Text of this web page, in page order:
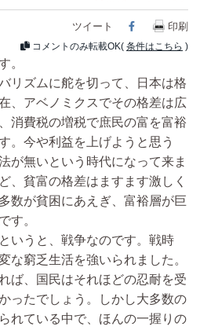
ツイート Facebook
印刷
コメントのみ転載OK( 条件はこちら )
。
リズムに舵を切って、日本は格
、アベノミクスでその格差は広
消費税の増税で庶民の富を富裕
。今や利益を上げようと思う
が無いという時代になって来ま
、貧富の格差はますます激しく
数が貧困にあえぎ、富裕層が巨
す。
いうと、戦争なのです。戦時
な窮乏生活を強いられました。
ば、国民はそれほどの忍耐を受
ったでしょう。しかし大多数の
れている中で、ほんの一握りの